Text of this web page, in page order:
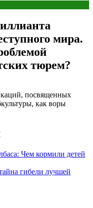
мира.
тюрем?
посвященных
как воры
Чем кормили детей
гибели лучшей